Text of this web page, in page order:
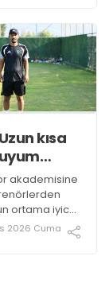
kısa
akademisine
ortama iyice
yeşil siyahlı
aldığı için
2026 Cuma